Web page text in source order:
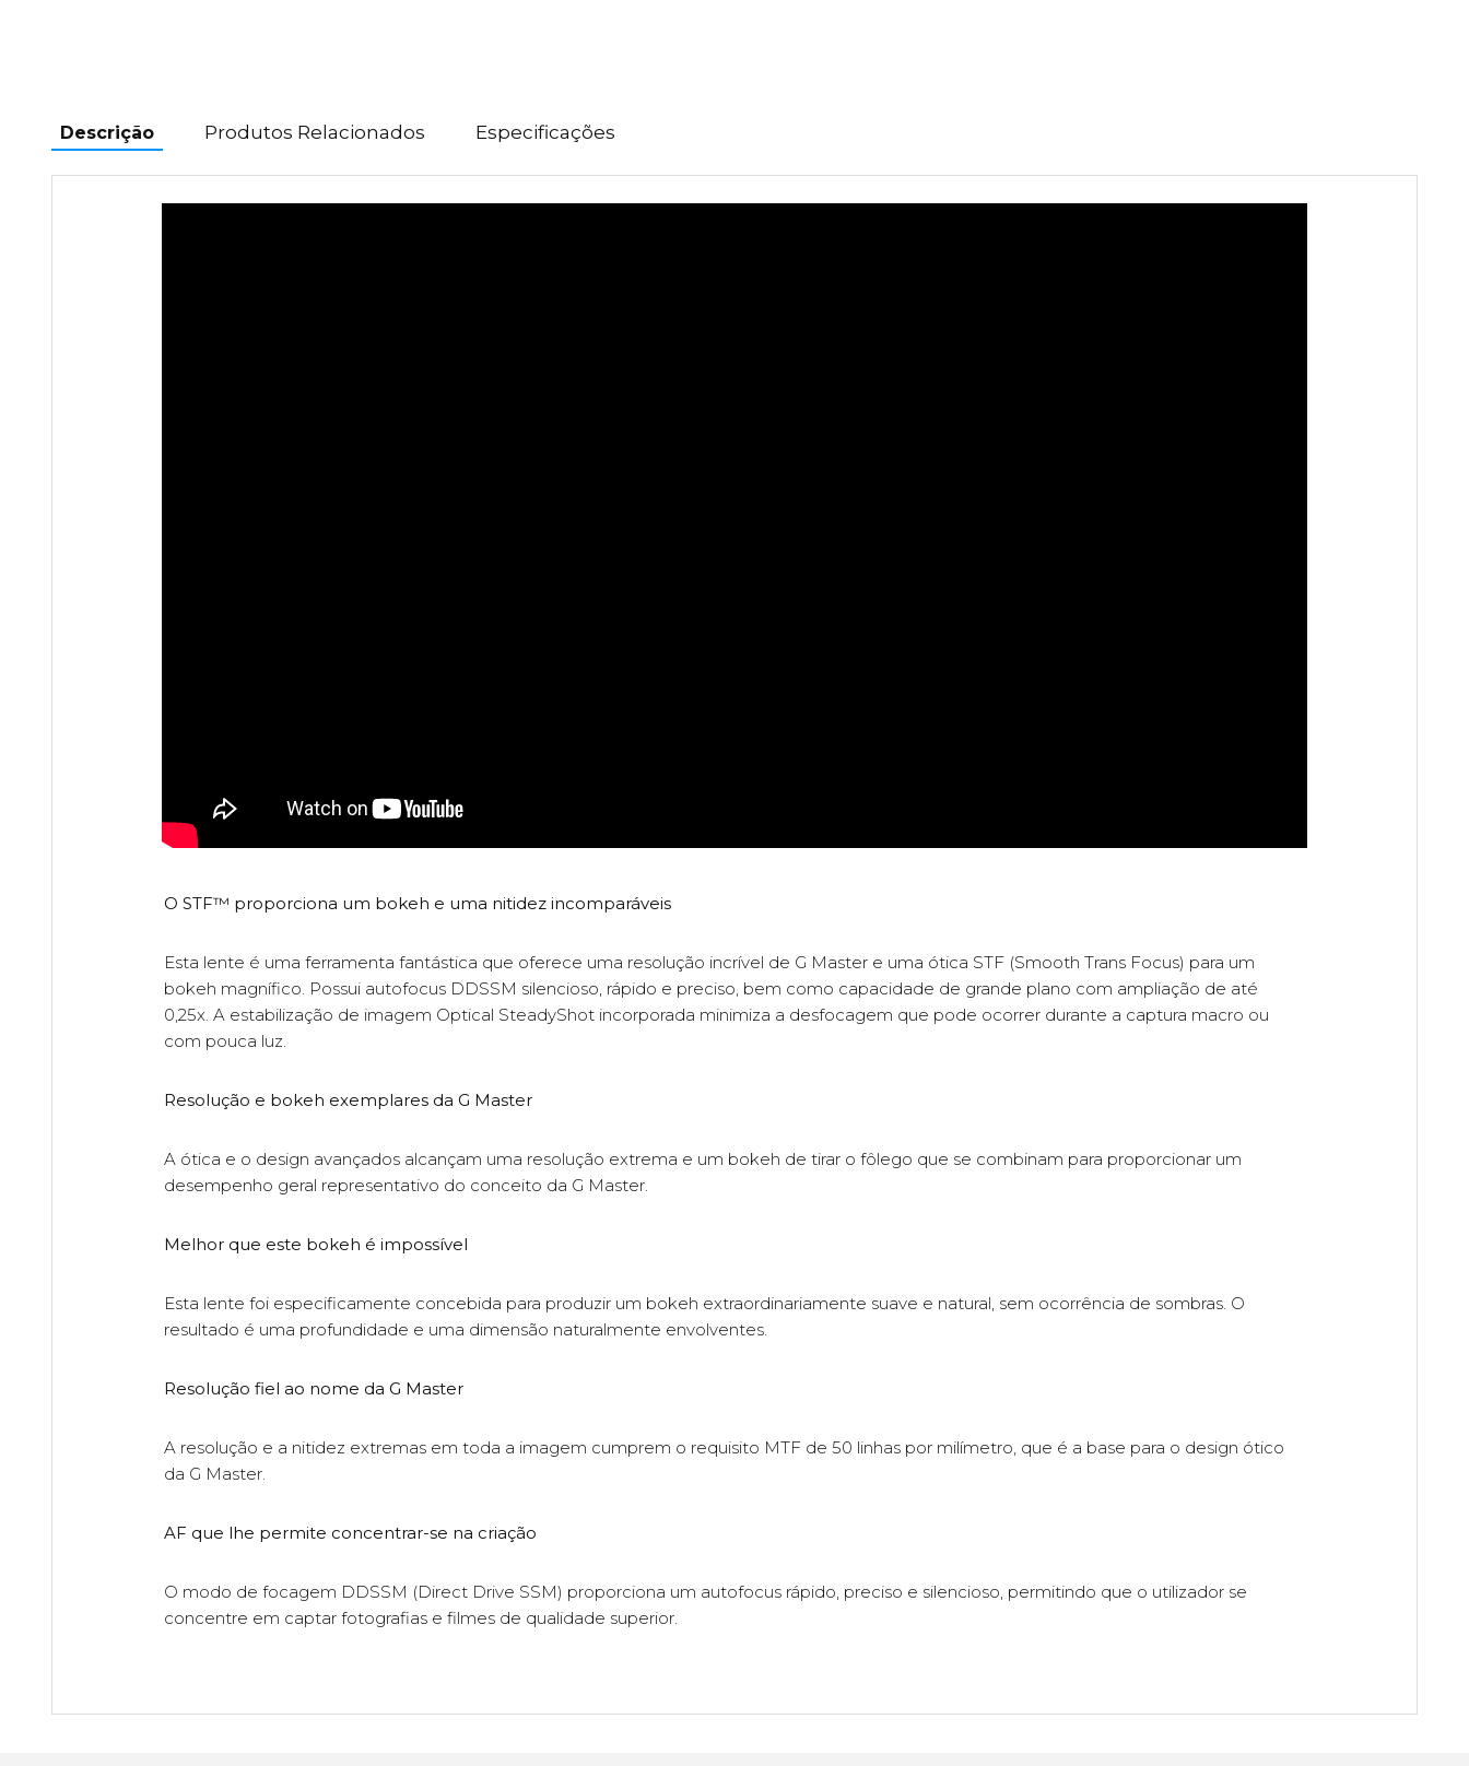
Descrição Produtos Relacionados Especificações
O STF™ proporciona um bokeh e uma nitidez incomparáveis
Esta lente é uma ferramenta fantástica que oferece uma resolução incrível de G Master e uma ótica STF (Smooth Trans Focus) para um
bokeh magnífico. Possui autofocus DDSSM silencioso, rápido e preciso, bem como capacidade de grande plano com ampliação de até
0,25x. A estabilização de imagem Optical SteadyShot incorporada minimiza a desfocagem que pode ocorrer durante a captura macro ou
com pouca luz.
Resolução e bokeh exemplares da G Master
A ótica e o design avançados alcançam uma resolução extrema e um bokeh de tirar o fôlego que se combinam para proporcionar um
desempenho geral representativo do conceito da G Master.
Melhor que este bokeh é impossível
Esta lente foi especificamente concebida para produzir um bokeh extraordinariamente suave e natural, sem ocorrência de sombras. O
resultado é uma profundidade e uma dimensão naturalmente envolventes.
Resolução fiel ao nome da G Master
A resolução e a nitidez extremas em toda a imagem cumprem o requisito MTF de 50 linhas por milímetro, que é a base para o design ótico
da G Master.
AF que lhe permite concentrar-se na criação
O modo de focagem DDSSM (Direct Drive SSM) proporciona um autofocus rápido, preciso e silencioso, permitindo que o utilizador se
concentre em captar fotografias e filmes de qualidade superior.